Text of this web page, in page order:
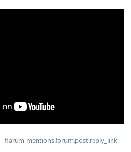
flarum-mentions.forum.post.reply_link